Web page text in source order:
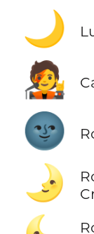
🌙
🧑‍🎤
🌚
🌛